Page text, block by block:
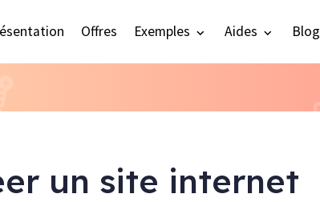
Offres Exemples Aides Blog
un site internet